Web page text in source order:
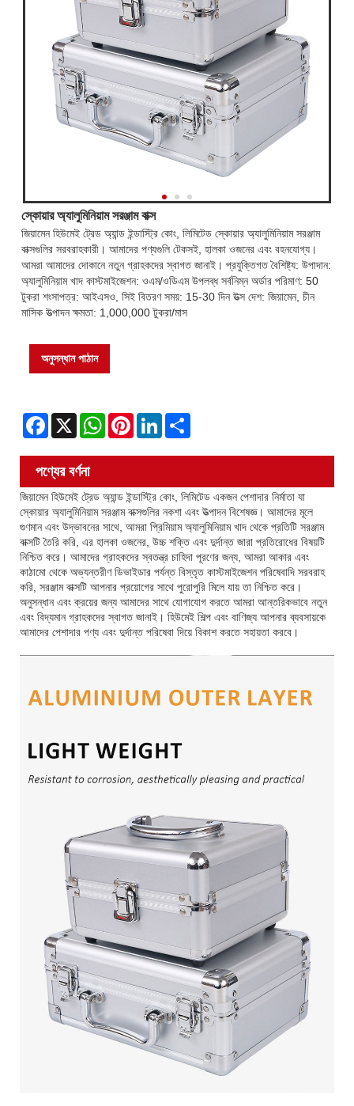
স্কোয়ার অ্যালুমিনিয়াম সরঞ্জাম বাক্স
জিয়ামেন হিউমেই ট্রেড অ্যান্ড ইন্ডাস্ট্রি কোং, লিমিটেড স্কোয়ার অ্যালুমিনিয়াম সরঞ্জাম
বাক্সগুলির সরবরাহকারী। আমাদের পণ্যগুলি টেকসই, হালকা ওজনের এবং বহনযোগ্য।
আমরা আমাদের দোকানে নতুন গ্রাহকদের স্বাগত জানাই। প্রযুক্তিগত বৈশিষ্ট্য: উপাদান:
অ্যালুমিনিয়াম খাদ কাস্টমাইজেশন: ওএম/ওডিএম উপলব্ধ সর্বনিম্ন অর্ডার পরিমাণ: 50
টুকরা শংসাপত্র: আইএসও, সিই বিতরণ সময়: 15-30 দিন উত্স দেশ: জিয়ামেন, চীন
মাসিক উত্পাদন ক্ষমতা: 1,000,000 টুকরা/মাস
অনুসন্ধান পাঠান
Facebook
X WhatsAppPinterestLinkedIn
পণ্যের বর্ণনা
জিয়ামেন হিউমেই ট্রেড অ্যান্ড ইন্ডাস্ট্রি কোং, লিমিটেড একজন পেশাদার নির্মাতা যা
স্কোয়ার অ্যালুমিনিয়াম সরঞ্জাম বাক্সগুলির নকশা এবং উত্পাদন বিশেষজ্ঞ। আমাদের মূলে
গুণমান এবং উদ্ভাবনের সাথে, আমরা প্রিমিয়াম অ্যালুমিনিয়াম খাদ থেকে প্রতিটি সরঞ্জাম
বাক্সটি তৈরি করি, এর হালকা ওজনের, উচ্চ শক্তি এবং দুর্দান্ত জারা প্রতিরোধের বিষয়টি
নিশ্চিত করে। আমাদের গ্রাহকদের স্বতন্ত্র চাহিদা পূরণের জন্য, আমরা আকার এবং
কাঠামো থেকে অভ্যন্তরীণ ডিভাইডার পর্যন্ত বিস্তৃত কাস্টমাইজেশন পরিষেবাদি সরবরাহ
করি, সরঞ্জাম বাক্সটি আপনার প্রয়োগের সাথে পুরোপুরি মিলে যায় তা নিশ্চিত করে।
অনুসন্ধান এবং ক্রয়ের জন্য আমাদের সাথে যোগাযোগ করতে আমরা আন্তরিকভাবে নতুন
এবং বিদ্যমান গ্রাহকদের স্বাগত জানাই। হিউমেই শিল্প এবং বাণিজ্য আপনার ব্যবসায়কে
আমাদের পেশাদার পণ্য এবং দুর্দান্ত পরিষেবা দিয়ে বিকাশ করতে সহায়তা করবে।